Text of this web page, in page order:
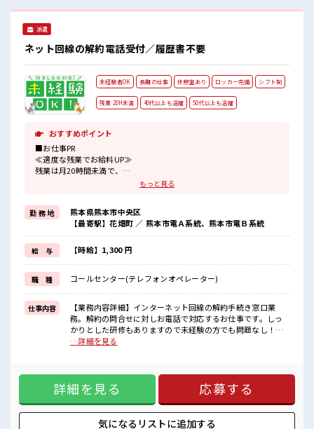
派遣
ネット回線の解約電話受付／履歴書不要
未経験者OK 長期の仕事 休憩室あり ロッカー完備 シフト制
残業 20H未満 40代以上も活躍 50代以上も活躍
おすすめポイント
■お仕事PR
≪適度な残業でお給料UP≫
残業は月20時間未満で、
新しいことにチャレンジするのは不安だけど、
しっかり働く環境が整っています！
イチからスキルUP・ステップUP目指していきましょう！
≪自分に向いている仕事が探せる≫
困った事などがあれば、
担当がしっかりサポートします！
■職場の雰囲気
仕事の合間の息抜きは休憩室で♪
職場にはロッカー完備！
私物の置きすぎには注意が必要ですね★
ホドよく残業があるのでホドよく働きたい方にオススメ！
もっと見る
勤 務 地
熊本県熊本市中央区
【最寄駅】花畑町 ／ 熊本市電Ａ系統、熊本市電Ｂ系統
給 与 【時給】1,300 円
職 種 コールセンター(テレフォンオペレーター)
仕事内容
【業務内容詳細】インターネット回線の解約手続き窓口業
務。解約の問合せに対しお電話で対応するお仕事です。しっ
かりとした研修もありますので未経験の方でも問題なし！
【取扱製品情報】コールセンター ■お仕事PR ≪適度な残業で
ど、 しっかり働く環境が整っています！ イチからスキルUP・
ステップUP目指していきましょう！ ≪自分に向いている仕事
が探せる≫ 困った事などがあれば、 担当がしっかりサポート
します！ ■職場の雰囲気 仕事の合間の息抜きは休憩室で♪ 職
場にはロッカー完備！ 私物の置きすぎには注意が必要ですね
…詳細を見る
詳細を見る 応募する
気になるリストに追加する